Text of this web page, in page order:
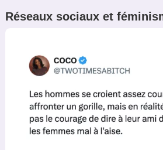
Réseaux sociaux et